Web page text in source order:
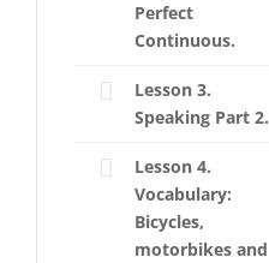
Perfect
Continuous.
Lesson 3.
Speaking Part 2.
Lesson 4.
Vocabulary:
Bicycles,
motorbikes and